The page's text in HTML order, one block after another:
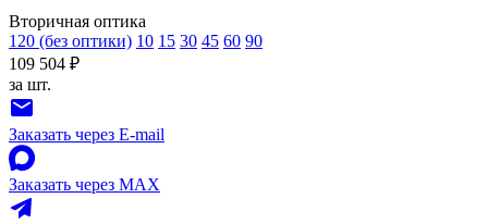
Вторичная оптика
120 (без оптики) 10 15 30 45 60 90
109 504 ₽
за шт.
Заказать через E-mail
Заказать через MAX